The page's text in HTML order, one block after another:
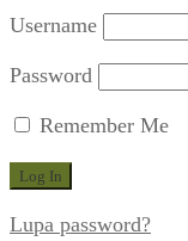
Username
Password
Remember Me
Lupa password?